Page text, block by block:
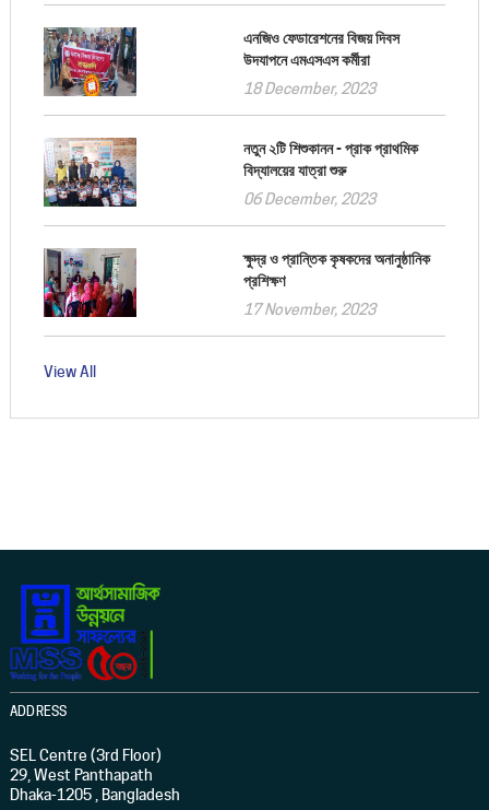
এনজিও ফেডারেশনের বিজয় দিবস
উদযাপনে এমএসএস কর্মীরা
18 December, 2023
নতুন ২টি শিশুকানন - প্রাক প্রাথমিক
বিদ্যালয়ের যাত্রা শুরু
06 December, 2023
ক্ষুদ্র ও প্রান্তিক কৃষকদের অনানুষ্ঠানিক
প্রশিক্ষণ
17 November, 2023
View All
ADDRESS
SEL Centre (3rd Floor)
29, West Panthapath
Dhaka-1205 , Bangladesh